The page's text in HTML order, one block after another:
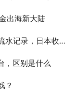
出海新大陆
日本收入仅次于网易
，区别是什么
？